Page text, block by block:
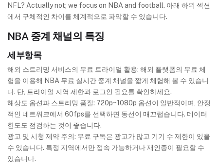
NFL? Actually not; we focus on NBA and football. 아래 하위 섹션
에서 구체적인 차이를 체계적으로 파악할 수 있습니다.
NBA 중계 채널의 특징
세부항목
해외 스트리밍 서비스의 무료 트라이얼 활용: 해외 플랫폼의 무료 체
험을 이용해 NBA 무료 실시간 중계 채널을 짧게 체험해 볼 수 있습니
다. 단, 트라이얼 지역 제한과 로그인 필요를 확인하세요.
해상도 옵션과 스트리밍 품질: 720p~1080p 옵션이 일반적이며, 안정
적인 네트워크에서 60fps를 선택하면 동선이 매끄럽습니다. 데이터
한도도 점검하는 것이 좋습니다.
광고 및 시청 제약 주의: 무료 구독은 광고가 많고 기기 수 제한이 있을
수 있습니다. 특정 지역에서만 접속 가능하거나 재인증이 필요할 수
있습니다.